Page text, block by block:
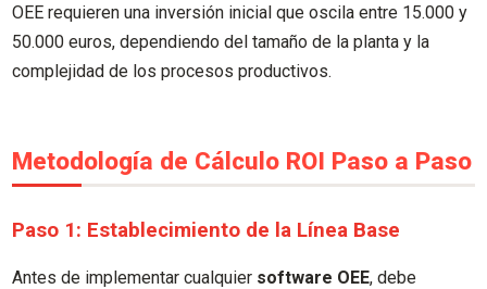
OEE requieren una inversión inicial que oscila entre 15.000 y
50.000 euros, dependiendo del tamaño de la planta y la
complejidad de los procesos productivos.
Metodología de Cálculo ROI Paso a Paso
Paso 1: Establecimiento de la Línea Base
Antes de implementar cualquier software OEE, debe